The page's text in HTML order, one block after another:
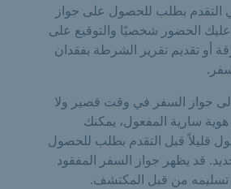
التقدم بطلب للحصول على جواز
الحضور شخصيًا والتوقيع على
أو تقديم تقرير الشرطة بفقدان
إلى جواز السفر في وقت قصير ولا
سارية المفعول، يمكنك
قليلاً قبل التقدم بطلب للحصول
قد يظهر جواز السفر المفقود
تسليمه من قبل المكتشف.